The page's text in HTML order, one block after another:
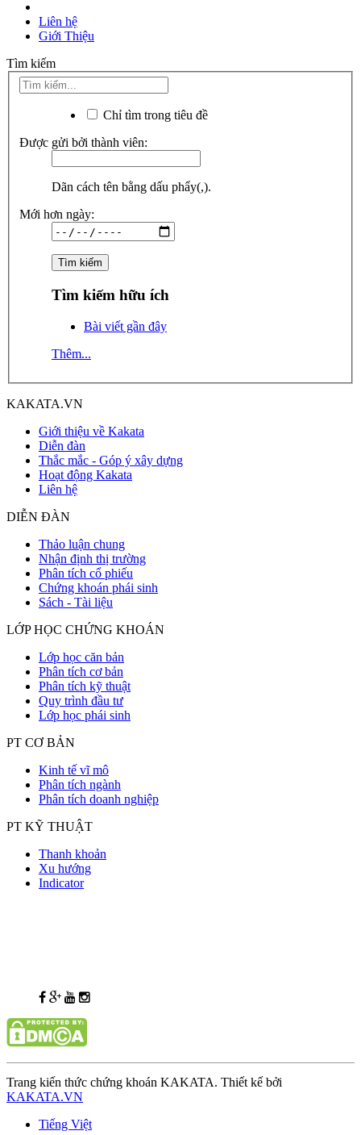
Liên hệ
Giới Thiệu
Tìm kiếm
Chỉ tìm trong tiêu đề
Được gửi bởi thành viên:
Dãn cách tên bằng dấu phẩy(,).
Mới hơn ngày:
Tìm kiếm hữu ích
Bài viết gần đây
Thêm...
KAKATA.VN
Giới thiệu về Kakata
Diễn đàn
Thắc mắc - Góp ý xây dựng
Hoạt động Kakata
Liên hệ
DIỄN ĐÀN
Thảo luận chung
Nhận định thị trường
Phân tích cổ phiếu
Chứng khoán phái sinh
Sách - Tài liệu
LỚP HỌC CHỨNG KHOÁN
Lớp học căn bản
Phân tích cơ bản
Phân tích kỹ thuật
Quy trình đầu tư
Lớp học phái sinh
PT CƠ BẢN
Kinh tế vĩ mô
Phân tích ngành
Phân tích doanh nghiệp
PT KỸ THUẬT
Thanh khoản
Xu hướng
Indicator
Trang kiến thức chứng khoán KAKATA. Thiết kế bởi
KAKATA.VN
Tiếng Việt